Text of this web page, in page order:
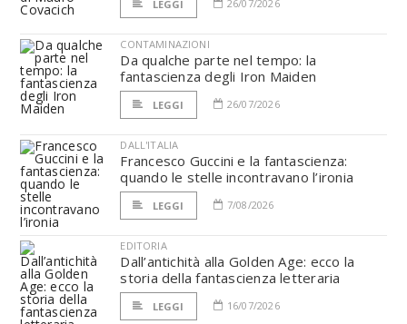
LEGGI 26/07/2026
CONTAMINAZIONI
Da qualche parte nel tempo: la
fantascienza degli Iron Maiden
LEGGI 26/07/2026
DALL'ITALIA
Francesco Guccini e la fantascienza:
quando le stelle incontravano l’ironia
LEGGI 7/08/2026
EDITORIA
Dall’antichità alla Golden Age: ecco la
storia della fantascienza letteraria
LEGGI 16/07/2026